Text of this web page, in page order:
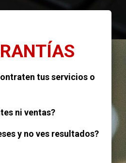
tus servicios o
ni ventas?
y no ves resultados?